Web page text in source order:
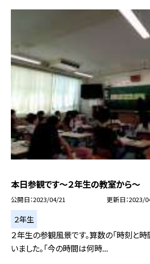
本日参観です〜２年生の教室から〜
公開日 2023/04/21 更新日 2023/
２年生
２年生の参観風景です。算数の「時刻と時
いました。「今の時間は何時...